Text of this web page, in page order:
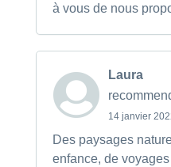
à vous de nous
Laura
14 janvier
Des paysages
enfance, de